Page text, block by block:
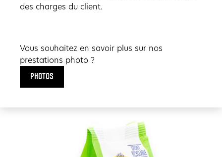
des charges du client.
Vous souhaitez en savoir plus sur nos
prestations photo ?
PHOTOS